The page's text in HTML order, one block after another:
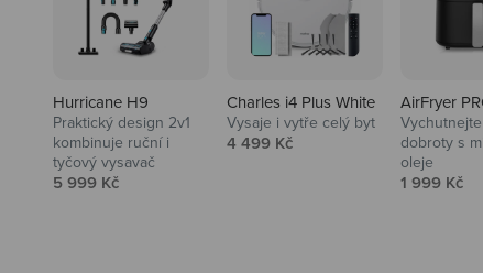
Hurricane H9
Praktický design 2v1
kombinuje ruční i
tyčový vysavač
Prodejní cena
5 999 Kč
Charles i4 Plus White
Vysaje i vytře celý byt
Prodejní cena
4 499 Kč
AirFryer
dobroty s
oleje
Prodejní
1 999 Kč
Audio
Niceboy sluchátka a repráky ti
padnou do noty.